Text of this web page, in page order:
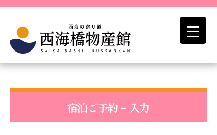
宿泊ご予約 – 入力